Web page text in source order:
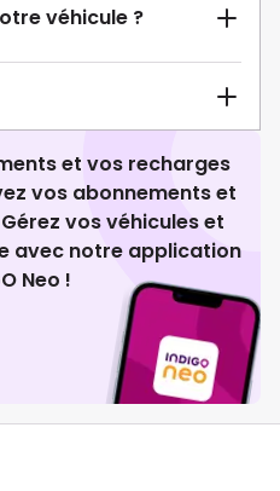
véhicule ?
et vos recharges
vos abonnements et
vos véhicules et
avec notre application
Neo !